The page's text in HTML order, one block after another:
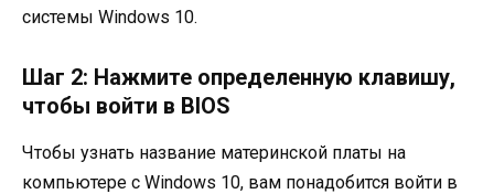
системы Windows 10.
Шаг 2: Нажмите определенную клавишу,
чтобы войти в BIOS
Чтобы узнать название материнской платы на
компьютере с Windows 10, вам понадобится войти в